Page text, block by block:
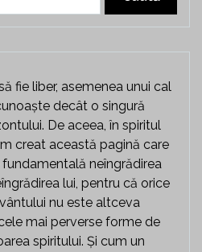
fie liber, asemenea unui cal
decât o singură
De aceea, în spiritul
creat această pagină care
neîngrădirea
lui, pentru că orice
nu este altceva
mai perverse forme de
spiritului. Și cum un